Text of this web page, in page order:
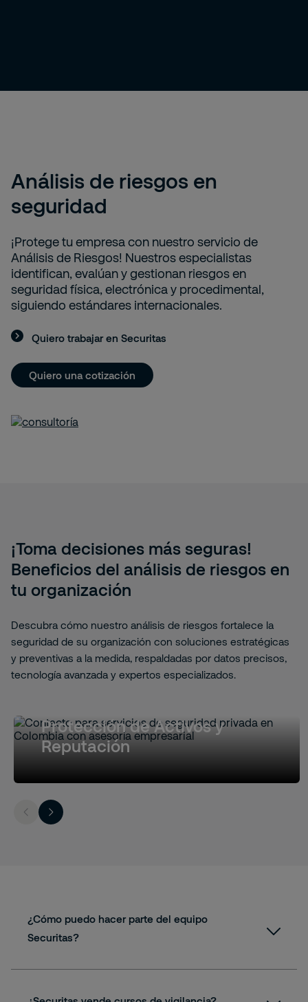
Análisis de riesgos en
seguridad
¡Protege tu empresa con nuestro servicio de
Análisis de Riesgos! Nuestros especialistas
identifican, evalúan y gestionan riesgos en
seguridad física, electrónica y procedimental,
siguiendo estándares internacionales.
Quiero trabajar en Securitas
Quiero una cotización
¡Toma decisiones más seguras!
Beneficios del análisis de riesgos en
tu organización
Descubra cómo nuestro análisis de riesgos fortalece la
seguridad de su organización con soluciones estratégicas
y preventivas a la medida, respaldadas por datos precisos,
tecnología avanzada y expertos especializados.
Protección de Activos y
Reputación
¿Cómo puedo hacer parte del equipo
Securitas?
Carrera